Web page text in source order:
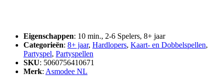
Eigenschappen: 10 min., 2-6 Spelers, 8+ jaar
Categorieën: 8+ jaar, Hardlopers, Kaart- en Dobbelspellen,
Partyspel, Partyspellen
SKU: 5060756410671
Merk: Asmodee NL